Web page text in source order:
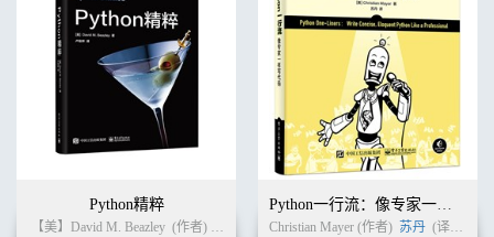
Python精粹
【美】David M. Beazley (作者) (译者)
Christian Mayer (作者) 苏丹 (译者)